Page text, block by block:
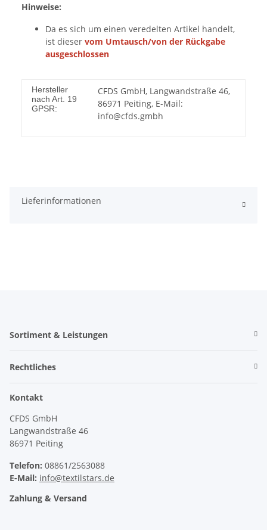
Hinweise:
Da es sich um einen veredelten Artikel handelt,
ist dieser vom Umtausch/von der Rückgabe
ausgeschlossen
Hersteller
nach Art. 19
GPSR:
CFDS GmbH, Langwandstraße 46,
86971 Peiting, E-Mail:
info@cfds.gmbh
Lieferinformationen
Sortiment & Leistungen
Rechtliches
Kontakt
CFDS GmbH
Langwandstraße 46
86971 Peiting
Telefon: 08861/2563088
E-Mail: info@textilstars.de
Zahlung & Versand